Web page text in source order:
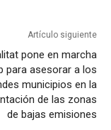
Artículo siguiente
pone en marcha
para asesorar a los
municipios en la
de las zonas
de bajas emisiones